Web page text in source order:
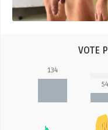
VOTE
134
54